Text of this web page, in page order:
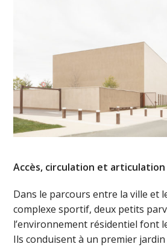
Accès, circulation et articulation
Dans le parcours entre la ville et
complexe sportif, deux petits
l’environnement résidentiel font
Ils conduisent à un premier jardin